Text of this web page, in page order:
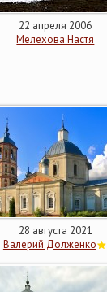
22 апреля 2006
Мелехова Настя
28 августа 2021
Валерий Долженко